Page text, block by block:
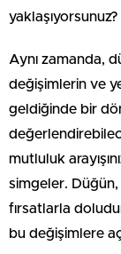
Aynı zamanda,
değişimlerin ve
geldiğinde bir
mutluluk
simgeler.
fırsatlarla
bu değişimlere